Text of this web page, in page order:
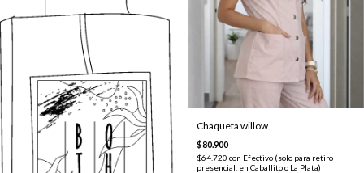
Chaqueta willow
$80.900
$64.720 con Efectivo (solo para retiro
presencial, en Caballito o La Plata)